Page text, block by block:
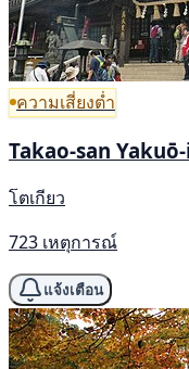
ความเสี่ยงต่ำ
Takao-san
โตเกียว
723 เหตุการณ์
แจ้งเตือน